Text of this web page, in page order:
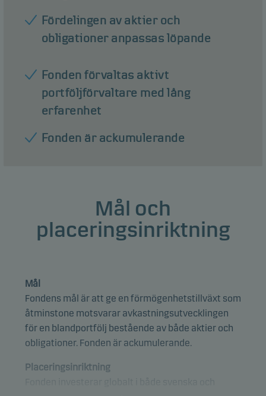
Fördelingen av aktier och
obligationer anpassas löpande
Fonden förvaltas aktivt
portföljförvaltare med lång
erfarenhet
Fonden är ackumulerande
Mål och
placeringsinriktning
Mål
Fondens mål är att ge en förmögenhetstillväxt som
åtminstone motsvarar avkastningsutvecklingen
för en blandportfölj bestående av både aktier och
obligationer. Fonden är ackumulerande.
Placeringsinriktning